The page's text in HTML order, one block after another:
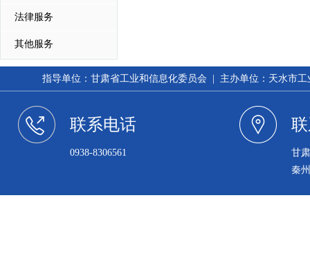
法律服务
其他服务
指导单位：甘肃省工业和信息化委员会 | 主办单位：天水市
联系电话
0938-8306561
甘
秦